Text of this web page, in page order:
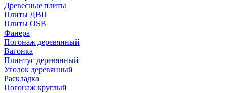
Древесные плиты
Плиты ДВП
Плиты OSB
Фанера
Погонаж деревянный
Вагонка
Плинтус деревянный
Уголок деревянный
Раскладка
Погонаж круглый